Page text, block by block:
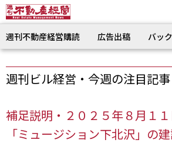
週刊不動産経営購読 広告出稿 バッ
週刊ビル経営・今週の注目記事
補足説明・２０２５年８月１
「ミュージション下北沢」の